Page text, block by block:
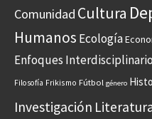
Comunidad Cultura
Humanos Ecología
Enfoques
Filosofía Frikismo Fútbol género
Investigación